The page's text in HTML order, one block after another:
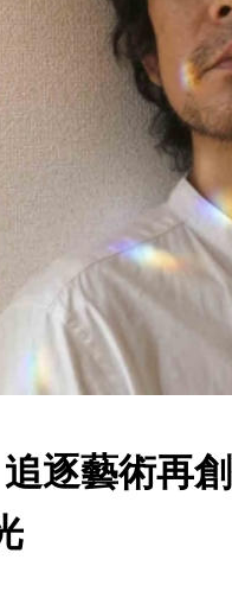
逐藝術再